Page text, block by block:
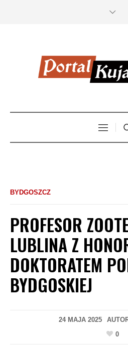
BYDGOSZCZ
PROFESOR
LUBLINA Z
DOKTORATEM
BYDGOSKIEJ
24 MAJA 2025
0